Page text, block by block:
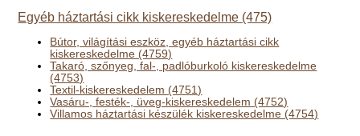
Egyéb háztartási cikk kiskereskedelme (475)
Bútor, világítási eszköz, egyéb háztartási cikk
kiskereskedelme (4759)
Takaró, szőnyeg, fal-, padlóburkoló kiskereskedelme
(4753)
Textil-kiskereskedelem (4751)
Vasáru-, festék-, üveg-kiskereskedelem (4752)
Villamos háztartási készülék kiskereskedelme (4754)